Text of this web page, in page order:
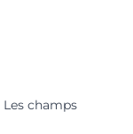
Les champs